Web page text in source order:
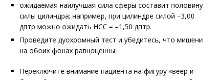
ожидаемая наилучшая сила сферы составит половину
силы цилиндра; например, при цилиндре силой –3,00
дптр можно ожидать НСС = –1,50 дптр.
Проведите дуохромный тест и убедитесь, что мишени
на обоих фонах равноценны.
Переключите внимание пациента на фигуру «веер и